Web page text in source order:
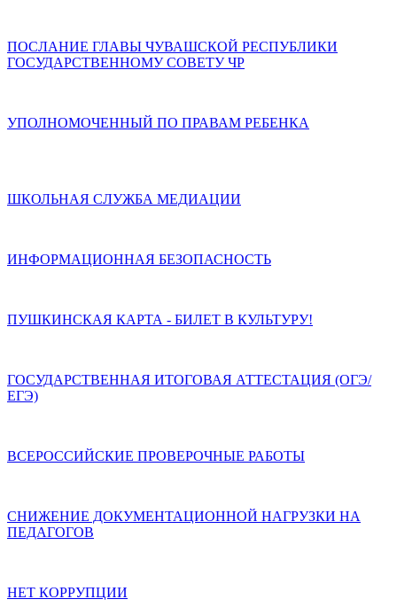
ПОСЛАНИЕ ГЛАВЫ ЧУВАШСКОЙ РЕСПУБЛИКИ
ГОСУДАРСТВЕННОМУ СОВЕТУ ЧР
УПОЛНОМОЧЕННЫЙ ПО ПРАВАМ РЕБЕНКА
ШКОЛЬНАЯ СЛУЖБА МЕДИАЦИИ
ИНФОРМАЦИОННАЯ БЕЗОПАСНОСТЬ
ПУШКИНСКАЯ КАРТА - БИЛЕТ В КУЛЬТУРУ!
ГОСУДАРСТВЕННАЯ ИТОГОВАЯ АТТЕСТАЦИЯ (ОГЭ/
ЕГЭ)
ВСЕРОССИЙСКИЕ ПРОВЕРОЧНЫЕ РАБОТЫ
СНИЖЕНИЕ ДОКУМЕНТАЦИОННОЙ НАГРУЗКИ НА
ПЕДАГОГОВ
НЕТ КОРРУПЦИИ